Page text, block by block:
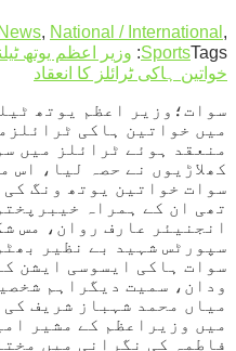
, National / International ,
SportsTags:
وزیر اعظم یوتھ
خواتین ہاکی ٹرائلز کا انعقاد
سوات؛وزیر اعظم یوتھ
میں خواتین ہاکی
منعقد ہوئے ٹرائلز میں
کھلاڑیوں نے حصہ لیا، اس
سوات خواتین یوتھ ونگ
تھی ان کے ہمراہ
انجنیئر عارف روان، مس
سپورٹس شہید بے نظیر
سوات ہاکی ایسوسی ایشن
ودان، سمیت دیگراہم
میاں محمد شہباز شریف
میں وزیراعظم کے مشیر
فاطمہ کی نگرانی میں